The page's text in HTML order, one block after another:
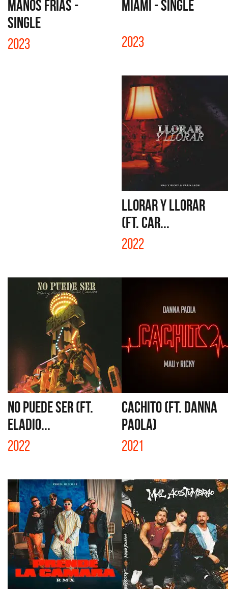
MANOS FRÍAS -
SINGLE
2023
MIAMI - SINGLE
2023
LLORAR Y LLORAR
(FT. CAR...
2022
NO PUEDE SER (FT.
ELADIO...
2022
CACHITO (FT. DANNA
PAOLA)
2021